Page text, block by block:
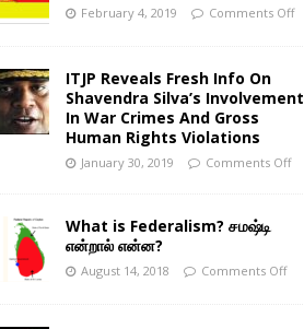
February 4, 2019 Comments Off
ITJP Reveals Fresh Info On
Shavendra Silva’s Involvement
In War Crimes And Gross
Human Rights Violations
January 30, 2019 Comments Off
What is Federalism? சமஷ்டி
என்றால் என்ன?
August 14, 2018 Comments Off